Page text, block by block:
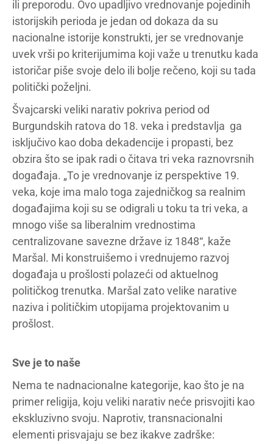
ili preporodu. Ovo upadljivo vrednovanje pojedinih
istorijskih perioda je jedan od dokaza da su
nacionalne istorije konstrukti, jer se vrednovanje
uvek vrši po kriterijumima koji važe u trenutku kada
istoričar piše svoje delo ili bolje rečeno, koji su tada
politički poželjni.
Švajcarski veliki narativ pokriva period od
Burgundskih ratova do 18. veka i predstavlja ga
isključivo kao doba dekadencije i propasti, bez
obzira što se ipak radi o čitava tri veka raznovrsnih
događaja. „To je vrednovanje iz perspektive 19.
veka, koje ima malo toga zajedničkog sa realnim
događajima koji su se odigrali u toku ta tri veka, a
mnogo više sa liberalnim vrednostima
centralizovane savezne države iz 1848“, kaže
Maršal. Mi konstruišemo i vrednujemo razvoj
događaja u prošlosti polazeći od aktuelnog
političkog trenutka. Maršal zato velike narative
naziva i političkim utopijama projektovanim u
prošlost.
Sve je to naše
Nema te nadnacionalne kategorije, kao što je na
primer religija, koju veliki narativ neće prisvojiti kao
ekskluzivno svoju. Naprotiv, transnacionalni
elementi prisvajaju se bez ikakve zadrške: